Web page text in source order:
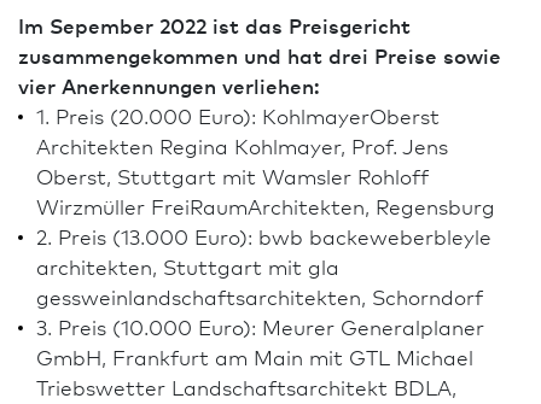
Im Sepember 2022 ist das Preisgericht
zusammengekommen und hat drei Preise sowie
vier Anerkennungen verliehen:
1. Preis (20.000 Euro): KohlmayerOberst
Architekten Regina Kohlmayer, Prof. Jens
Oberst, Stuttgart mit Wamsler Rohloff
Wirzmüller FreiRaumArchitekten, Regensburg
2. Preis (13.000 Euro): bwb backeweberbleyle
architekten, Stuttgart mit gla
gessweinlandschaftsarchitekten, Schorndorf
3. Preis (10.000 Euro): Meurer Generalplaner
GmbH, Frank­furt am Main mit GTL Michael
Triebswetter Landschafts­architekt BDLA,